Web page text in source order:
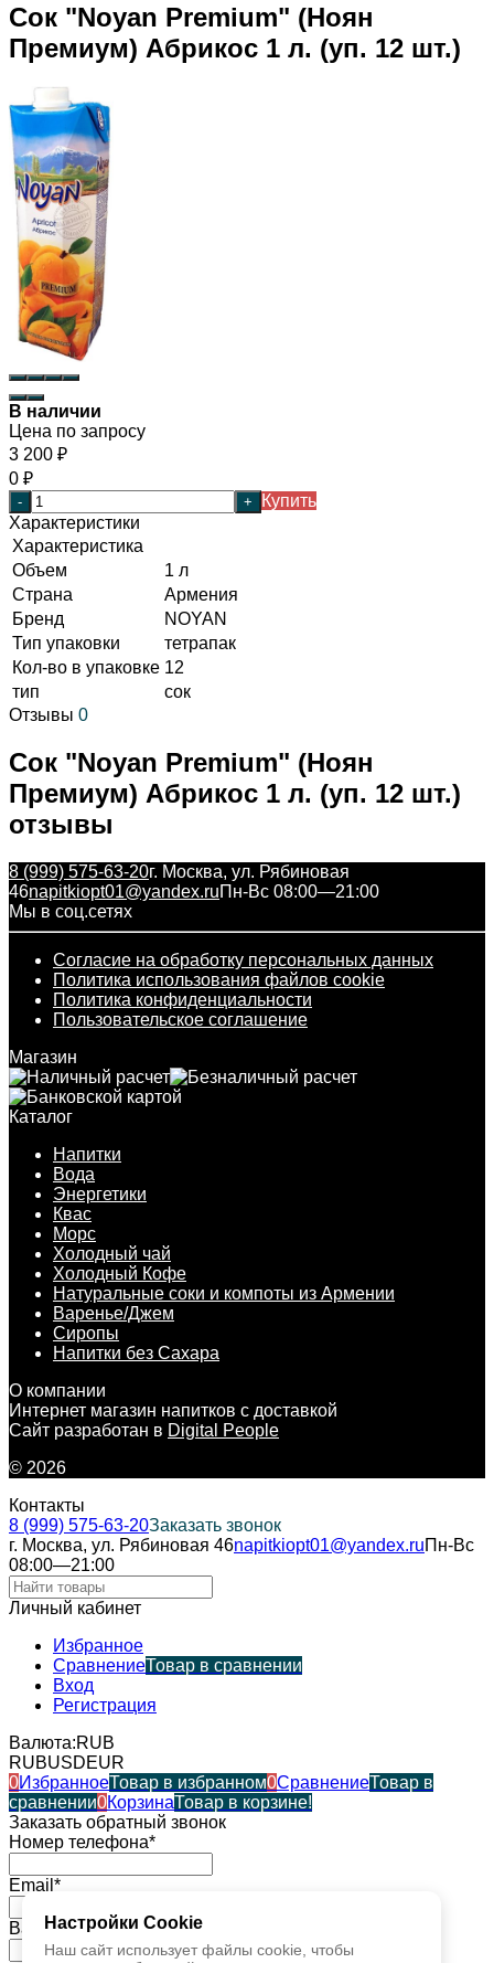
Сок "Noyan Premium" (Ноян
Премиум) Абрикос 1 л. (уп. 12 шт.)
В наличии
Цена по запросу
3 200 ₽
0 ₽
- +
Купить
Характеристики
Характеристика
Объем
1 л
Страна
Армения
Бренд
NOYAN
Тип упаковки
тетрапак
Кол-во в упаковке 12
тип
сок
Отзывы 0
Сок "Noyan Premium" (Ноян
Премиум) Абрикос 1 л. (уп. 12 шт.)
отзывы
8 (999) 575-63-20г. Москва, ул. Рябиновая
46napitkiopt01@yandex.ruПн-Вс 08:00—21:00
Мы в соц.сетях
Согласие на обработку персональных данных
Политика использования файлов cookie
Политика конфиденциальности
Пользовательское соглашение
Магазин
Каталог
Напитки
Вода
Энергетики
Квас
Морс
Холодный чай
Холодный Кофе
Натуральные соки и компоты из Армении
Варенье/Джем
Сиропы
Напитки без Сахара
О компании
Интернет магазин напитков с доставкой
Сайт разработан в Digital People
© 2026
Настройки Cookie
Наш сайт использует файлы cookie, чтобы
Контакты
8 (999) 575-63-20Заказать звонок
г. Москва, ул. Рябиновая 46napitkiopt01@yandex.ruПн-Вс
08:00—21:00
Личный кабинет
Избранное
СравнениеТовар в сравнении
Вход
Регистрация
Валюта:RUB
RUBUSDEUR
0ИзбранноеТовар в избранном0СравнениеТовар в
сравнении0КорзинаТовар в корзине!
Заказать обратный звонок
Номер телефона*
Email*
Ваше имя*